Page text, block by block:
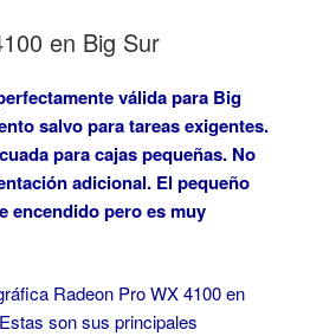
en Big Sur
válida para Big
salvo para tareas exigentes.
para cajas pequeñas. No
adicional. El pequeño
encendido pero es muy
Radeon Pro WX 4100 en
son sus principales